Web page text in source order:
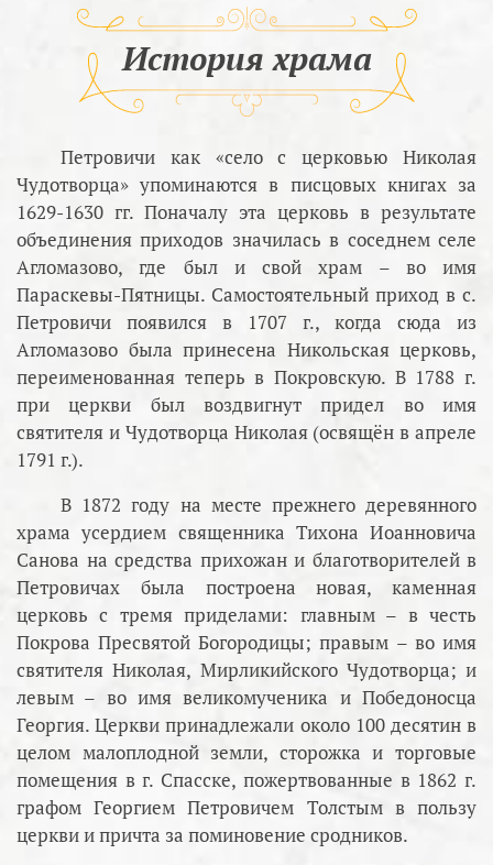
История храма
Петровичи как «село с церковью Николая
Чудотворца» упоминаются в писцовых книгах за
1629-1630 гг. Поначалу эта церковь в результате
объединения приходов значилась в соседнем селе
Агломазово, где был и свой храм – во имя
Параскевы-Пятницы. Самостоятельный приход в с.
Петровичи появился в 1707 г., когда сюда из
Агломазово была принесена Никольская церковь,
переименованная теперь в Покровскую. В 1788 г.
при церкви был воздвигнут придел во имя
святителя и Чудотворца Николая (освящён в апреле
1791 г.).
В 1872 году на месте прежнего деревянного
храма усердием священника Тихона Иоанновича
Санова на средства прихожан и благотворителей в
Петровичах была построена новая, каменная
церковь с тремя приделами: главным – в честь
Покрова Пресвятой Богородицы; правым – во имя
святителя Николая, Мирликийского Чудотворца; и
левым – во имя великомученика и Победоносца
Георгия. Церкви принадлежали около 100 десятин в
целом малоплодной земли, сторожка и торговые
помещения в г. Спасске, пожертвованные в 1862 г.
графом Георгием Петровичем Толстым в пользу
церкви и причта за поминовение сродников.